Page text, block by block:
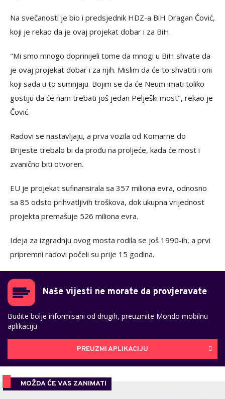
Na svečanosti je bio i predsjednik HDZ-a BiH Dragan Čović,
koji je rekao da je ovaj projekat dobar i za BiH.
"Mi smo mnogo doprinijeli tome da mnogi u BiH shvate da
je ovaj projekat dobar i za njih. Mislim da će to shvatiti i oni
koji sada u to sumnjaju. Bojim se da će Neum imati toliko
gostiju da će nam trebati još jedan Pelješki most", rekao je
Čović.
Radovi se nastavljaju, a prva vozila od Komarne do
Brijeste trebalo bi da prođu na proljeće, kada će most i
zvanično biti otvoren.
EU je projekat sufinansirala sa 357 miliona evra, odnosno
sa 85 odsto prihvatljivih troškova, dok ukupna vrijednost
projekta premašuje 526 miliona evra.
Ideja za izgradnju ovog mosta rodila se još 1990-ih, a prvi
pripremni radovi počeli su prije 15 godina.
Naše vijesti ne morate da provjeravate
Budite bolje informisani od drugih, preuzmite Mondo mobilnu
aplikaciju
PREUZMI APLIKACIJU
MOŽDA ĆE VAS ZANIMATI